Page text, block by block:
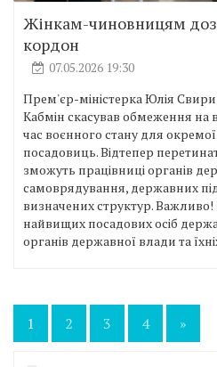
Жінкам-чиновницям
кордон
07.05.2026 19:30
Прем'єр-міністерка Юлія
Кабмін скасував обмеження на
час воєнного стану для окремої
посадовиць. Відтепер
зможуть працівниці органів
самоврядування, державних
визначених структур.
найвищих посадових осіб
органів державної влади та
Пагінація
1 2 3 4 »